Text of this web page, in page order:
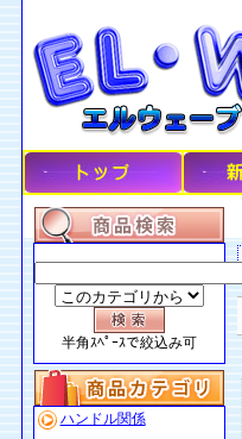
半角ｽﾍﾟｰｽで絞込み可
ハンドル関係